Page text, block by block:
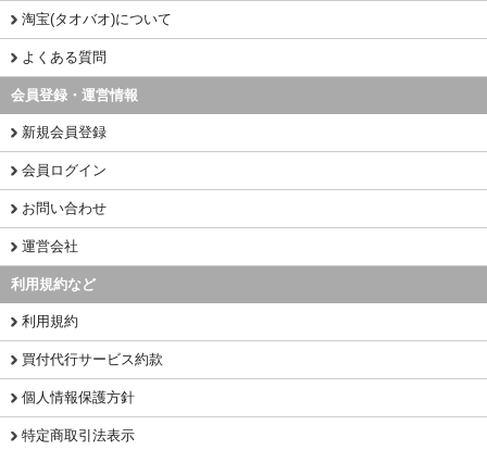
淘宝(タオバオ)について
よくある質問
会員登録・運営情報
新規会員登録
会員ログイン
お問い合わせ
運営会社
利用規約など
利用規約
買付代行サービス約款
個人情報保護方針
特定商取引法表示